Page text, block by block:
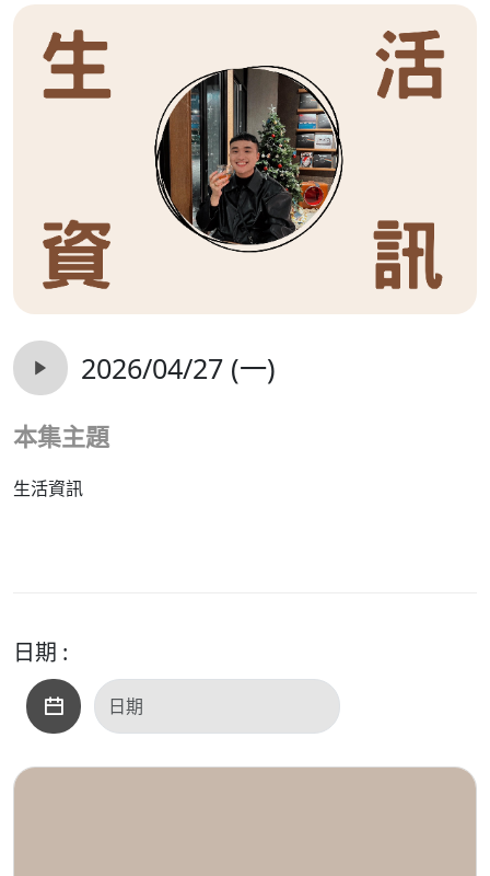
2026/04/27 (一)
本集主題
生活資訊
日期 :